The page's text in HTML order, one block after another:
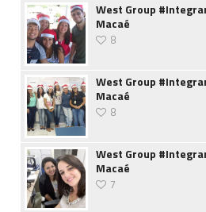
West Group
Macaé
8
West Group
Macaé
8
West Group
Macaé
7